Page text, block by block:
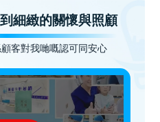
細緻的關懷與照顧
客對我哋嘅認可同安心